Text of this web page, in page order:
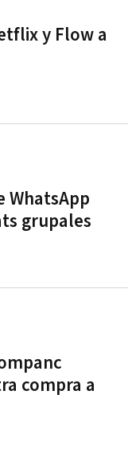
y Flow a
WhatsApp
grupales
compra a